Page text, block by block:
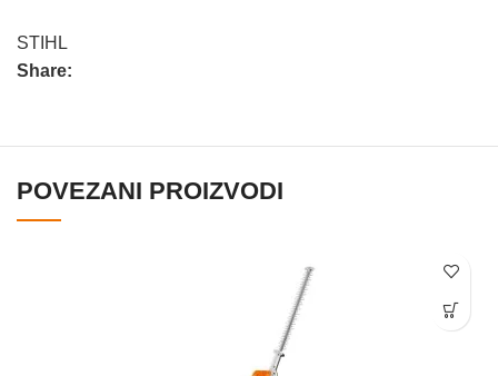
STIHL
Share:
POVEZANI PROIZVODI